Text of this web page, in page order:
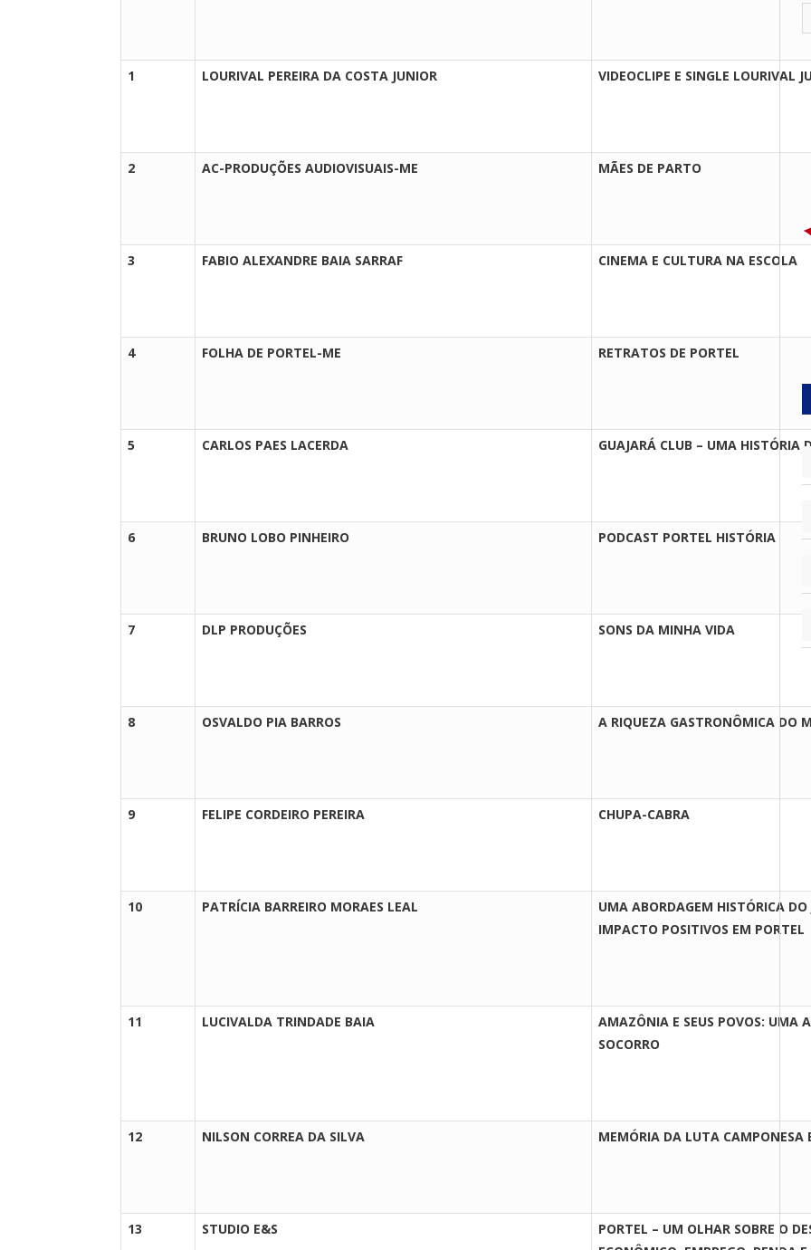
1 LOURIVAL PEREIRA DA COSTA JUNIOR VIDEOCLIPE E SINGLE LOURIVAL
2 AC-PRODUÇÕES AUDIOVISUAIS-ME MÃES DE PARTO
3 FABIO ALEXANDRE BAIA SARRAF CINEMA E CULTURA NA ESCOLA
4 FOLHA DE PORTEL-ME RETRATOS DE PORTEL
5 CARLOS PAES LACERDA GUAJARÁ CLUB – UMA HISTÓRIA
6 BRUNO LOBO PINHEIRO PODCAST PORTEL HISTÓRIA
7 DLP PRODUÇÕES SONS DA MINHA VIDA
8 OSVALDO PIA BARROS A RIQUEZA GASTRONÔMICA DO
9 FELIPE CORDEIRO PEREIRA CHUPA-CABRA
10 PATRÍCIA BARREIRO MORAES LEAL
UMA ABORDAGEM HISTÓRICA DO
IMPACTO POSITIVOS EM PORTEL
11 LUCIVALDA TRINDADE BAIA
AMAZÔNIA E SEUS POVOS: UMA
SOCORRO
12 NILSON CORREA DA SILVA MEMÓRIA DA LUTA CAMPONESA
13 STUDIO E&S
PORTEL – UM OLHAR SOBRE O